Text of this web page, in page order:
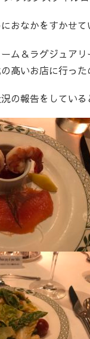
おなかをすかせて
ム＆ラグジュア
高いお店に行っ
の報告をしている